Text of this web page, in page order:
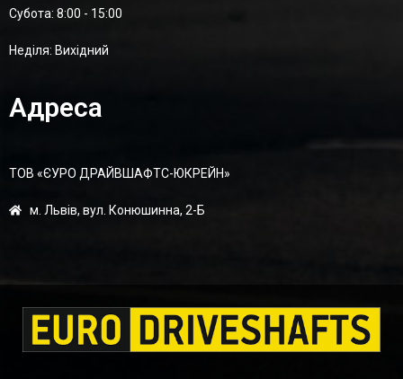
Суботa: 8:00 - 15:00
Неділя: Вихідний
Адреса
ТОВ «ЄУРО ДРАЙВШАФТC-ЮКРЕЙН»
м. Львів, вул. Конюшинна, 2-Б